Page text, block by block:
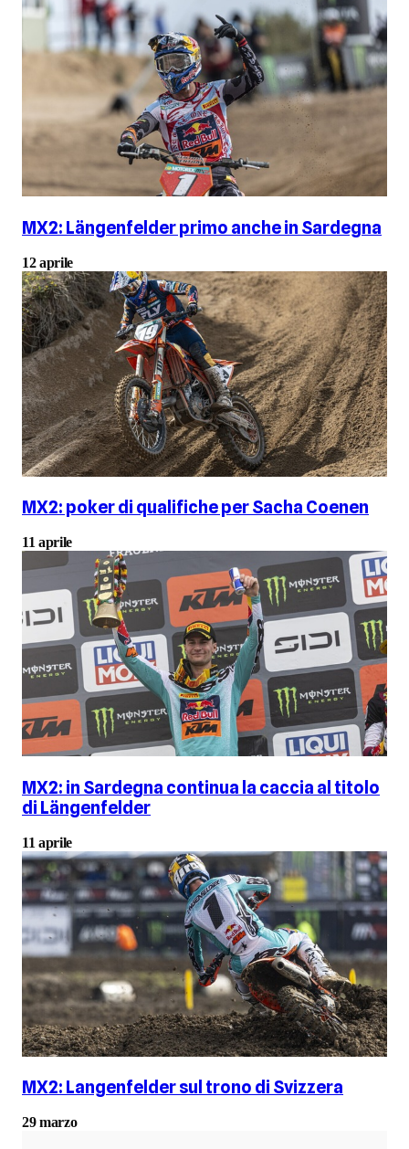
MX2: Längenfelder primo anche in Sardegna
12 aprile
MX2: poker di qualifiche per Sacha Coenen
11 aprile
MX2: in Sardegna continua la caccia al titolo
di Längenfelder
11 aprile
MX2: Langenfelder sul trono di Svizzera
29 marzo